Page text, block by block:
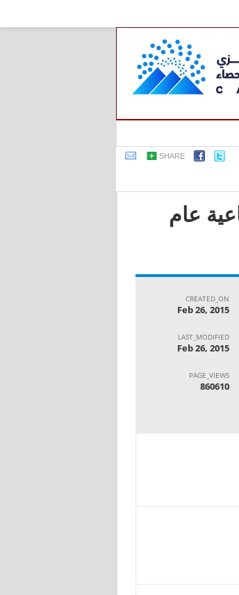
SHARE
عام
CREATED_ON
Feb 26, 2015
LAST_MODIFIED
Feb 26, 2015
PAGE_VIEWS
860610